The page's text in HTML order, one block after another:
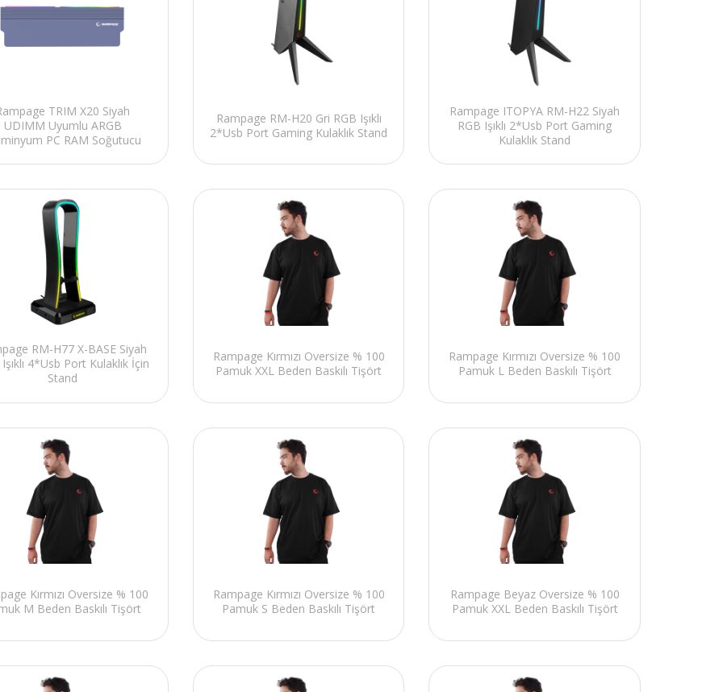
TRIM X20 Siyah
UDIMM Uyumlu ARGB
PC RAM Soğutucu
Rampage RM-H20 Gri RGB Işıklı
2*Usb Port Gaming Kulaklık Stand
Rampage ITOPYA RM-H22 Siyah
RGB Işıklı 2*Usb Port Gaming
Kulaklık Stand
RM-H77 X-BASE Siyah
Işıklı 4*Usb Port Kulaklık İçin
Stand
Rampage Kırmızı Oversize % 100
Pamuk XXL Beden Baskılı Tişört
Rampage Kırmızı Oversize % 100
Pamuk L Beden Baskılı Tişört
Kırmızı Oversize % 100
M Beden Baskılı Tişört
Rampage Kırmızı Oversize % 100
Pamuk S Beden Baskılı Tişört
Rampage Beyaz Oversize % 100
Pamuk XXL Beden Baskılı Tişört